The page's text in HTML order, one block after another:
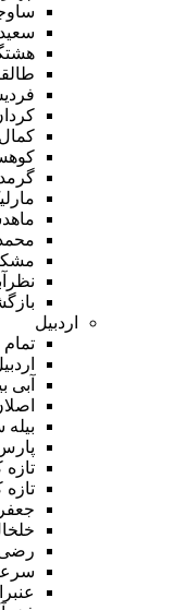
اردبیل
آبی
بیله
پارس
تازه
تازه